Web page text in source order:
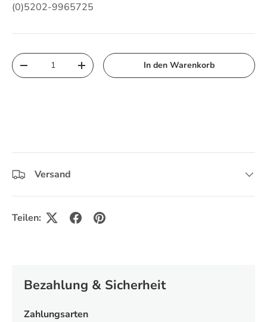
(0)5202-9965725
Anzahl
Menge verringernMenge erhöhen In den Warenkorb
Versand
Teilen:
Bezahlung & Sicherheit
Zahlungsarten